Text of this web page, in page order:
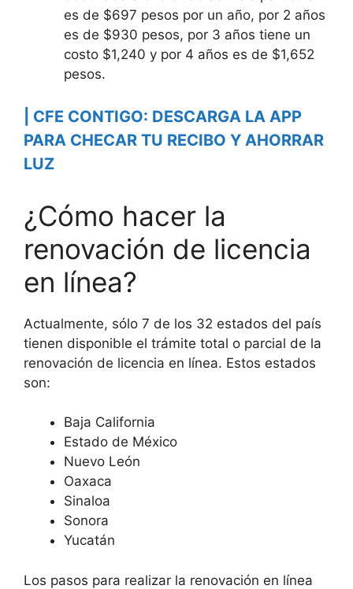
es de $697 pesos por un año, por 2 años
es de $930 pesos, por 3 años tiene un
costo $1,240 y por 4 años es de $1,652
pesos.
| CFE CONTIGO: DESCARGA LA APP
PARA CHECAR TU RECIBO Y AHORRAR
LUZ
¿Cómo hacer la
renovación de licencia
en línea?
Actualmente, sólo 7 de los 32 estados del país
tienen disponible el trámite total o parcial de la
renovación de licencia en línea. Estos estados
son:
Baja California
Estado de México
Nuevo León
Oaxaca
Sinaloa
Sonora
Yucatán
Los pasos para realizar la renovación en línea